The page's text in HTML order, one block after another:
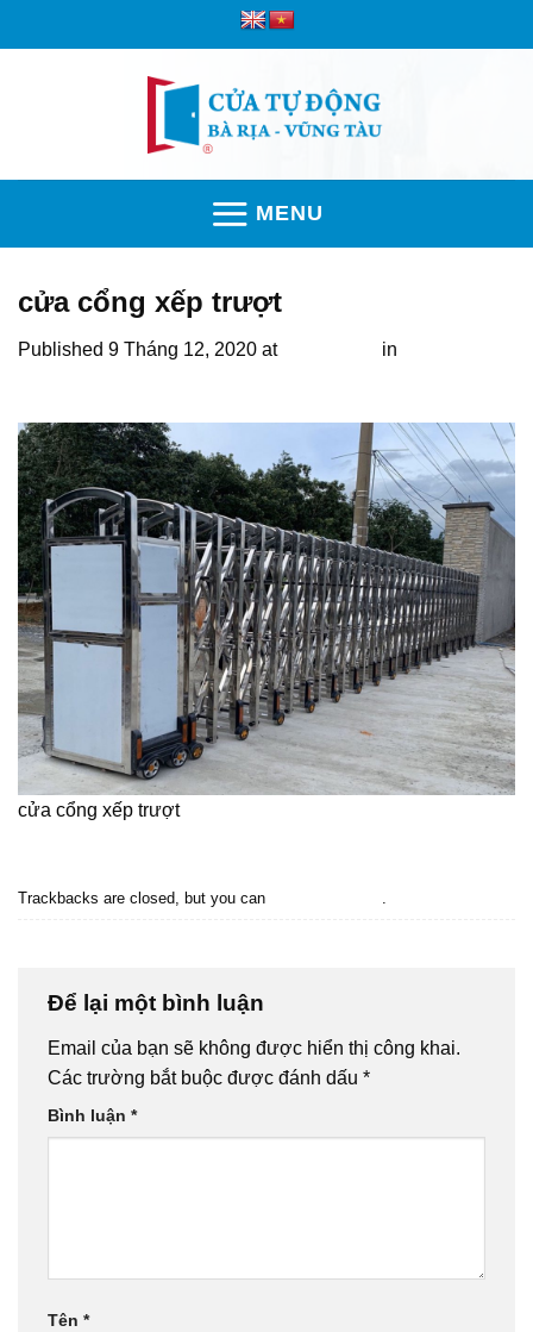
MENU
cửa cổng xếp trượt
Published 9 Tháng 12, 2020 at in
cửa cổng xếp trượt
Trackbacks are closed, but you can
Để lại một bình luận
Email của bạn sẽ không được hiển thị công khai.
Các trường bắt buộc được đánh dấu *
Bình luận *
Tên *